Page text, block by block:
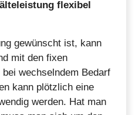
flexibel
gewünscht ist, kann
mit den fixen
wechselndem Bedarf
kann plötzlich eine
werden. Hat man